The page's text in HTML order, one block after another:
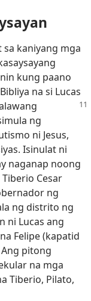
sa kaniyang mga
kung paano
na si Lucas
ng
ni Jesus,
Isinulat ni
naganap noong
Cesar
ng
ng distrito ng
ni Lucas ang
Felipe (kapatid
Ang pitong
na mga
Tiberio, Pilato,